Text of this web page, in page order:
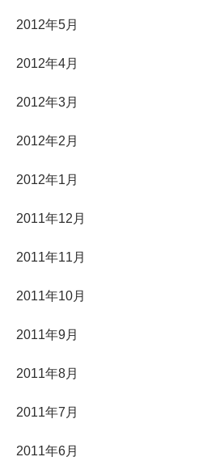
2012年5月
2012年4月
2012年3月
2012年2月
2012年1月
2011年12月
2011年11月
2011年10月
2011年9月
2011年8月
2011年7月
2011年6月